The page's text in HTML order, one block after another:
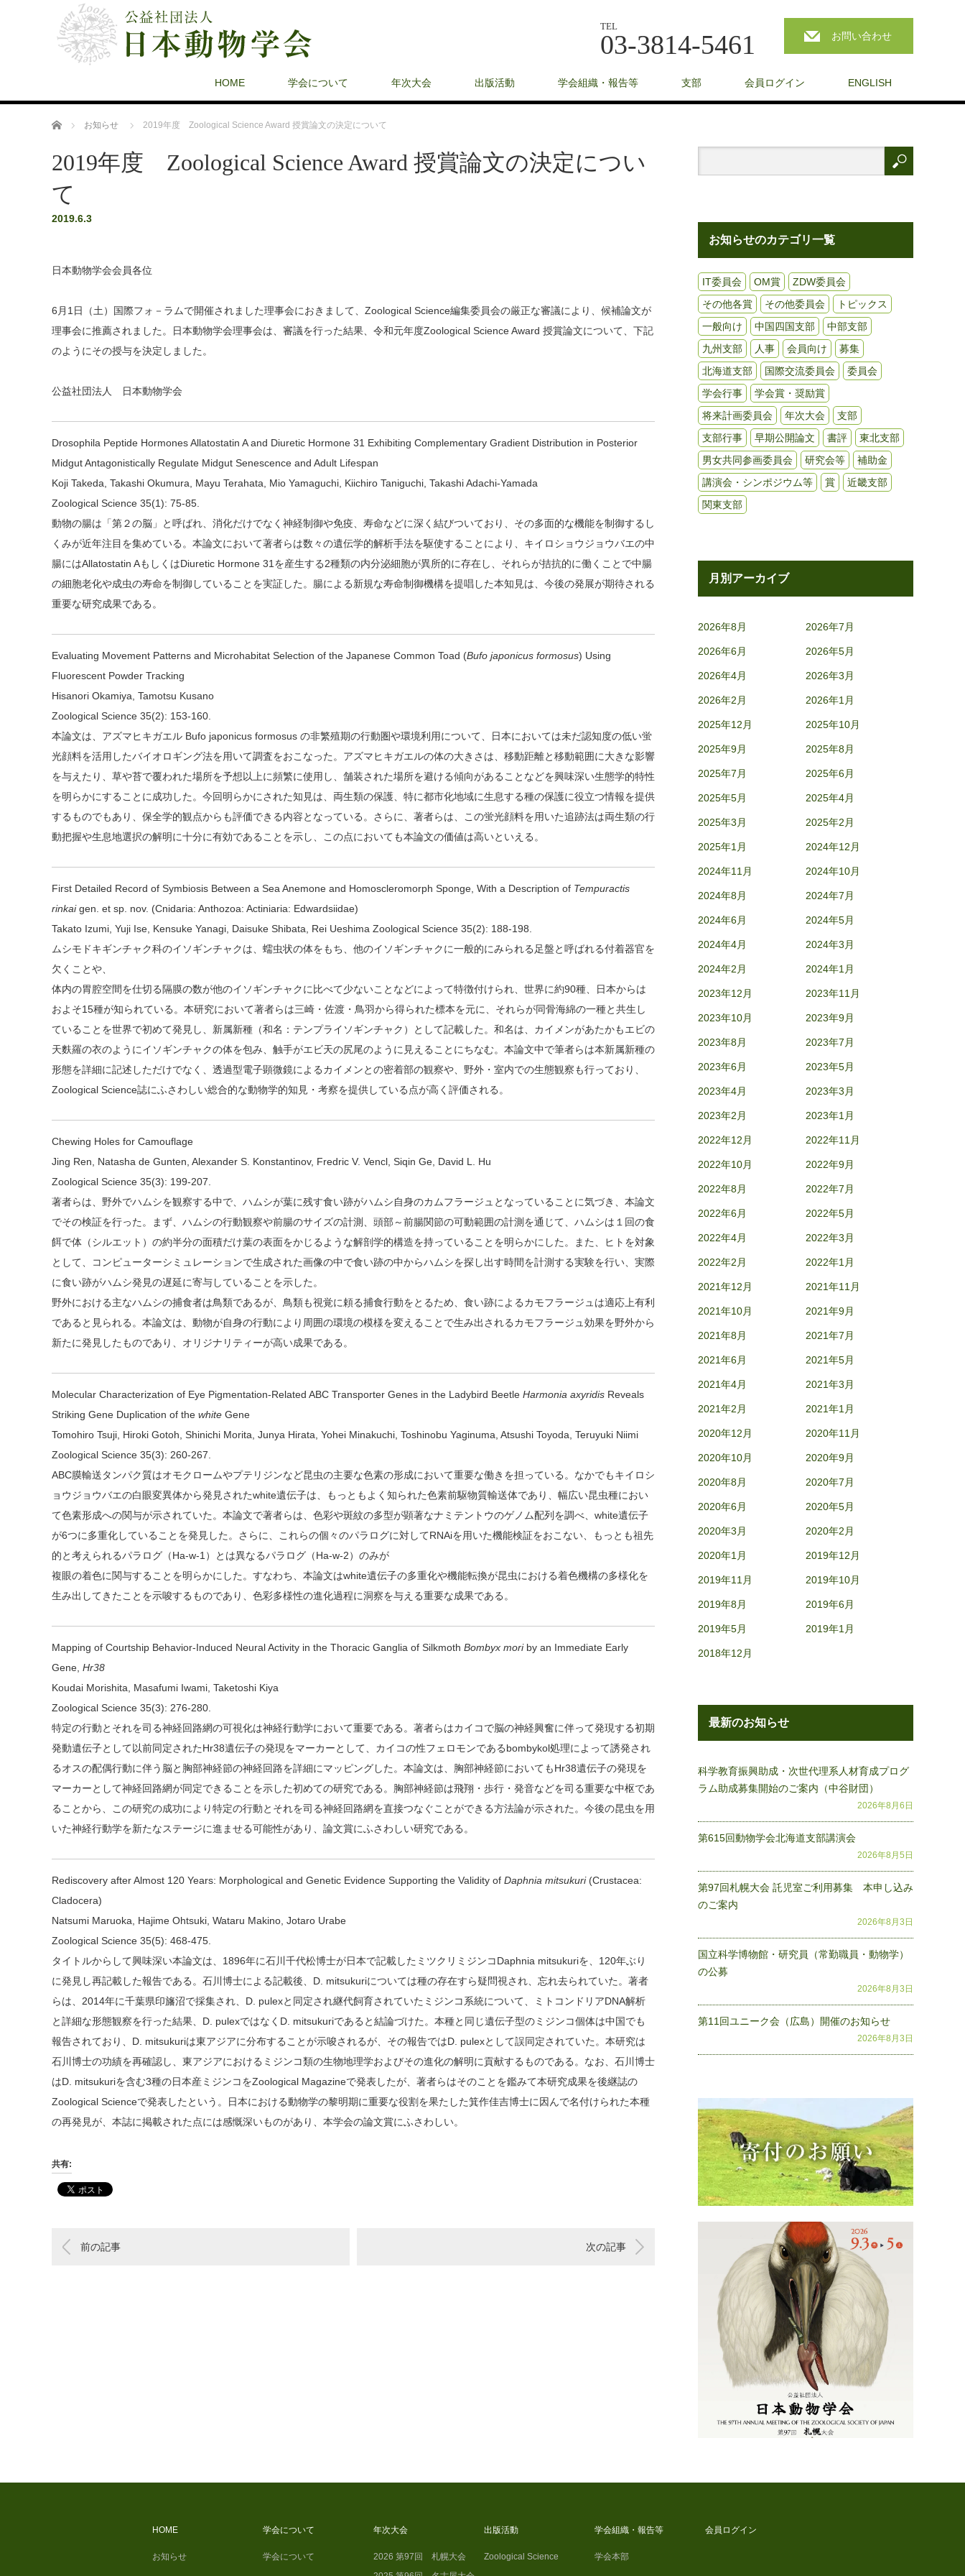
TEL
03-3814-5461 お問い合わせ
HOME 学会について 年次大会 出版活動 学会組織・報告等 支部 会員ログイン ENGLISH
ホーム お知らせ 2019年度 Zoological Science Award 授賞論文の決定について
2019年度 Zoological Science Award 授賞論文の決定につい
て
2019.6.3
日本動物学会会員各位
6月1日（土）国際フォ－ラムで開催されました理事会におきまして、Zoological Science編集委員会の厳正な審議により、候補論文が
理事会に推薦されました。日本動物学会理事会は、審議を行った結果、令和元年度Zoological Science Award 授賞論文について、下記
のようにその授与を決定しました。
公益社団法人 日本動物学会
Drosophila Peptide Hormones Allatostatin A and Diuretic Hormone 31 Exhibiting Complementary Gradient Distribution in Posterior
Midgut Antagonistically Regulate Midgut Senescence and Adult Lifespan
Koji Takeda, Takashi Okumura, Mayu Terahata, Mio Yamaguchi, Kiichiro Taniguchi, Takashi Adachi-Yamada
Zoological Science 35(1): 75-85.
動物の腸は「第２の脳」と呼ばれ、消化だけでなく神経制御や免疫、寿命などに深く結びついており、その多面的な機能を制御するし
くみが近年注目を集めている。本論文において著者らは数々の遺伝学的解析手法を駆使することにより、キイロショウジョウバエの中
腸にはAllatostatin AもしくはDiuretic Hormone 31を産生する2種類の内分泌細胞が異所的に存在し、それらが拮抗的に働くことで中腸
の細胞老化や成虫の寿命を制御していることを実証した。腸による新規な寿命制御機構を提唱した本知見は、今後の発展が期待される
重要な研究成果である。
Evaluating Movement Patterns and Microhabitat Selection of the Japanese Common Toad (Bufo japonicus formosus) Using
Fluorescent Powder Tracking
Hisanori Okamiya, Tamotsu Kusano
Zoological Science 35(2): 153-160.
本論文は、アズマヒキガエル Bufo japonicus formosus の非繁殖期の行動圏や環境利用について、日本においては未だ認知度の低い蛍
光顔料を活用したバイオロギング法を用いて調査をおこなった。アズマヒキガエルの体の大きさは、移動距離と移動範囲に大きな影響
を与えたり、草や苔で覆われた場所を予想以上に頻繁に使用し、舗装された場所を避ける傾向があることなどを興味深い生態学的特性
を明らかにすることに成功した。今回明らかにされた知見は、両生類の保護、特に都市化地域に生息する種の保護に役立つ情報を提供
するものでもあり、保全学的観点からも評価できる内容となっている。さらに、著者らは、この蛍光顔料を用いた追跡法は両生類の行
動把握や生息地選択の解明に十分に有効であることを示し、この点においても本論文の価値は高いといえる。
First Detailed Record of Symbiosis Between a Sea Anemone and Homoscleromorph Sponge, With a Description of Tempuractis
rinkaigen. et sp. nov. (Cnidaria: Anthozoa: Actiniaria: Edwardsiidae)
Takato Izumi, Yuji Ise, Kensuke Yanagi, Daisuke Shibata, Rei Ueshima Zoological Science 35(2): 188-198.
ムシモドキギンチャク科のイソギンチャクは、蠕虫状の体をもち、他のイソギンチャクに一般的にみられる足盤と呼ばれる付着器官を
欠くことや、
体内の胃腔空間を仕切る隔膜の数が他のイソギンチャクに比べて少ないことなどによって特徴付けられ、世界に約90種、日本からは
およそ15種が知られている。本研究において著者らは三崎・佐渡・鳥羽から得られた標本を元に、それらが同骨海綿の一種と共生し
ていることを世界で初めて発見し、新属新種（和名：テンプライソギンチャク）として記載した。和名は、カイメンがあたかもエビの
天麩羅の衣のようにイソギンチャクの体を包み、触手がエビ天の尻尾のように見えることにちなむ。本論文中で筆者らは本新属新種の
形態を詳細に記述しただけでなく、透過型電子顕微鏡によるカイメンとの密着部の観察や、野外・室内での生態観察も行っており、
Zoological Science誌にふさわしい総合的な動物学的知見・考察を提供している点が高く評価される。
Chewing Holes for Camouflage
Jing Ren, Natasha de Gunten, Alexander S. Konstantinov, Fredric V. Vencl, Siqin Ge, David L. Hu
Zoological Science 35(3): 199-207.
著者らは、野外でハムシを観察する中で、ハムシが葉に残す食い跡がハムシ自身のカムフラージュとなっていることに気づき、本論文
でその検証を行った。まず、ハムシの行動観察や前腸のサイズの計測、頭部～前腸関節の可動範囲の計測を通じて、ハムシは１回の食
餌で体（シルエット）の約半分の面積だけ葉の表面をかじるような解剖学的構造を持っていることを明らかにした。また、ヒトを対象
として、コンピューターシミュレーションで生成された画像の中で食い跡の中からハムシを探し出す時間を計測する実験を行い、実際
に食い跡がハムシ発見の遅延に寄与していることを示した。
野外における主なハムシの捕食者は鳥類であるが、鳥類も視覚に頼る捕食行動をとるため、食い跡によるカモフラージュは適応上有利
であると見られる。本論文は、動物が自身の行動により周囲の環境の模様を変えることで生み出されるカモフラージュ効果を野外から
新たに発見したものであり、オリジナリティーが高い成果である。
Molecular Characterization of Eye Pigmentation-Related ABC Transporter Genes in the Ladybird Beetle Harmonia axyridis Reveals
Striking Gene Duplication of the white Gene
Tomohiro Tsuji, Hiroki Gotoh, Shinichi Morita, Junya Hirata, Yohei Minakuchi, Toshinobu Yaginuma, Atsushi Toyoda, Teruyuki Niimi
Zoological Science 35(3): 260-267.
ABC膜輸送タンパク質はオモクロームやプテリジンなど昆虫の主要な色素の形成において重要な働きを担っている。なかでもキイロシ
ョウジョウバエの白眼変異体から発見されたwhite遺伝子は、もっともよく知られた色素前駆物質輸送体であり、幅広い昆虫種におい
て色素形成への関与が示されていた。本論文で著者らは、色彩や斑紋の多型が顕著なナミテントウのゲノム配列を調べ、white遺伝子
が6つに多重化していることを発見した。さらに、これらの個々のパラログに対してRNAiを用いた機能検証をおこない、もっとも祖先
的と考えられるパラログ（Ha-w-1）とは異なるパラログ（Ha-w-2）のみが
複眼の着色に関与することを明らかにした。すなわち、本論文はwhite遺伝子の多重化や機能転換が昆虫における着色機構の多様化を
生み出してきたことを示唆するものであり、色彩多様性の進化過程に洞察を与える重要な成果である。
Mapping of Courtship Behavior-Induced Neural Activity in the Thoracic Ganglia of Silkmoth Bombyx moriby an Immediate Early
Gene, Hr38
Koudai Morishita, Masafumi Iwami, Taketoshi Kiya
Zoological Science 35(3): 276-280.
特定の行動とそれを司る神経回路網の可視化は神経行動学において重要である。著者らはカイコで脳の神経興奮に伴って発現する初期
発動遺伝子として以前同定されたHr38遺伝子の発現をマーカーとして、カイコの性フェロモンであるbombykol処理によって誘発され
るオスの配偶行動に伴う脳と胸部神経節の神経回路を詳細にマッピングした。本論文は、胸部神経節においてもHr38遺伝子の発現を
マーカーとして神経回路網が同定できることを示した初めての研究である。胸部神経節は飛翔・歩行・発音などを司る重要な中枢であ
ることから、この研究の成功により特定の行動とそれを司る神経回路網を直接つなぐことができる方法論が示された。今後の昆虫を用
いた神経行動学を新たなステージに進ませる可能性があり、論文賞にふさわしい研究である。
Rediscovery after Almost 120 Years: Morphological and Genetic Evidence Supporting the Validity of Daphnia mitsukuri(Crustacea:
Cladocera)
Natsumi Maruoka, Hajime Ohtsuki, Wataru Makino, Jotaro Urabe
Zoological Science 35(5): 468-475.
タイトルからして興味深い本論文は、1896年に石川千代松博士が日本で記載したミツクリミジンコDaphnia mitsukuriを、120年ぶり
に発見し再記載した報告である。石川博士による記載後、D. mitsukuriについては種の存在すら疑問視され、忘れ去られていた。著者
らは、2014年に千葉県印旛沼で採集され、D. pulexと同定され継代飼育されていたミジンコ系統について、ミトコンドリアDNA解析
と詳細な形態観察を行った結果、D. pulexではなくD. mitsukuriであると結論づけた。本種と同じ遺伝子型のミジンコ個体は中国でも
報告されており、D. mitsukuriは東アジアに分布することが示唆されるが、その報告ではD. pulexとして誤同定されていた。本研究は
石川博士の功績を再確認し、東アジアにおけるミジンコ類の生物地理学およびその進化の解明に貢献するものである。なお、石川博士
はD. mitsukuriを含む3種の日本産ミジンコをZoological Magazineで発表したが、著者らはそのことを鑑みて本研究成果を後継誌の
Zoological Scienceで発表したという。日本における動物学の黎明期に重要な役割を果たした箕作佳吉博士に因んで名付けられた本種
の再発見が、本誌に掲載された点には感慨深いものがあり、本学会の論文賞にふさわしい。
共有:
前の記事 次の記事
お知らせのカテゴリ一覧
IT委員会 OM賞
ZDW委員会
その他各賞
その他委員会
トピックス
一般向け
中国四国支部
中部支部
九州支部
人事 会員向け
募集
北海道支部
国際交流委員会
委員会
学会行事
学会賞・奨励賞
将来計画委員会
年次大会
支部
支部行事
早期公開論文 書評
東北支部
男女共同参画委員会
研究会等
補助金
講演会・シンポジウム等
賞
近畿支部
関東支部
月別アーカイブ
2026年8月 2026年7月
2026年6月 2026年5月
2026年4月 2026年3月
2026年2月 2026年1月
2025年12月 2025年10月
2025年9月 2025年8月
2025年7月 2025年6月
2025年5月 2025年4月
2025年3月 2025年2月
2025年1月 2024年12月
2024年11月 2024年10月
2024年8月 2024年7月
2024年6月 2024年5月
2024年4月 2024年3月
2024年2月 2024年1月
2023年12月 2023年11月
2023年10月 2023年9月
2023年8月 2023年7月
2023年6月 2023年5月
2023年4月 2023年3月
2023年2月 2023年1月
2022年12月 2022年11月
2022年10月 2022年9月
2022年8月 2022年7月
2022年6月 2022年5月
2022年4月 2022年3月
2022年2月 2022年1月
2021年12月 2021年11月
2021年10月 2021年9月
2021年8月 2021年7月
2021年6月 2021年5月
2021年4月 2021年3月
2021年2月 2021年1月
2020年12月 2020年11月
2020年10月 2020年9月
2020年8月 2020年7月
2020年6月 2020年5月
2020年3月 2020年2月
2020年1月 2019年12月
2019年11月 2019年10月
2019年8月 2019年6月
2019年5月 2019年1月
2018年12月
最新のお知らせ
科学教育振興助成・次世代理系人材育成プログ
ラム助成募集開始のご案内（中谷財団）
2026年8月6日
第615回動物学会北海道支部講演会
2026年8月5日
第97回札幌大会 託児室ご利用募集 本申し込み
のご案内
2026年8月3日
国立科学博物館・研究員（常勤職員・動物学）
の公募
2026年8月3日
第11回ユニーク会（広島）開催のお知らせ
2026年8月3日
HOME
お知らせ
学会について
学会について
年次大会
2026 第97回 札幌大会
出版活動
Zoological Science
学会組織・報告等
学会本部
会員ログイン